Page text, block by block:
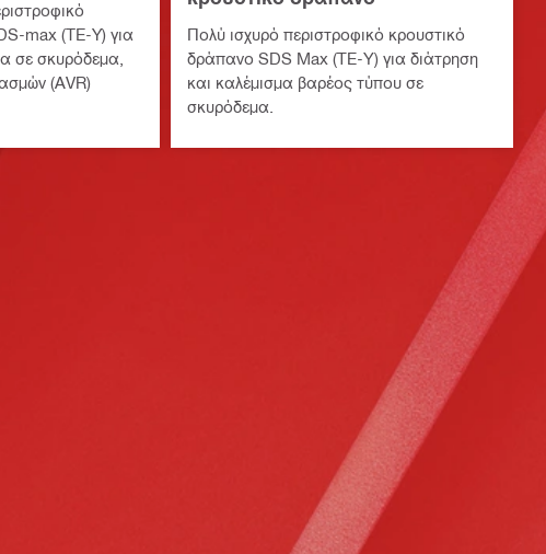
max (ΤΕ-Υ) για
σε σκυρόδεμα,
(AVR)
Πολύ ισχυρό περιστροφικό κρουστικό
δράπανο SDS Max (TE-Y) για διάτρηση
και καλέμισμα βαρέος τύπου σε
σκυρόδεμα.